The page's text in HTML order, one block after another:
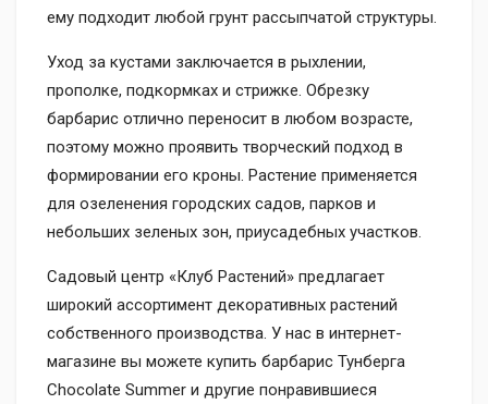
ему подходит любой грунт рассыпчатой структуры.
Уход за кустами заключается в рыхлении,
прополке, подкормках и стрижке. Обрезку
барбарис отлично переносит в любом возрасте,
поэтому можно проявить творческий подход в
формировании его кроны. Растение применяется
для озеленения городских садов, парков и
небольших зеленых зон, приусадебных участков.
Садовый центр «Клуб Растений» предлагает
широкий ассортимент декоративных растений
собственного производства. У нас в интернет-
магазине вы можете купить барбарис Тунберга
Chocolate Summer и другие понравившиеся